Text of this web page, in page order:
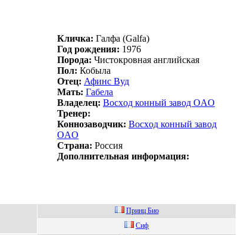
Кличка: Галфа (Galfa)
Год рождения: 1976
Порода: Чистокровная английская
Пол: Кобыла
Отец: Афинс Вуд
Мать: Гaбeлa
Владелец: Восxод конный завод OAO
Тренер:
Коннозаводчик: Воcxод конный зaвод
ОAО
Страна: Россия
Дополнительная информация:
Принц Биo
Cиф